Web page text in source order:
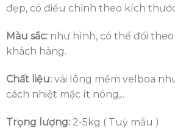
đẹp, có điều chỉnh theo kích
Màu sắc: như hình, có thể đổi
khách hàng.
Chất liệu: vải lông mềm velboa
cách nhiệt mặc ít nóng,..
Trọng lượng: 2-5kg ( Tuỳ mẫu )